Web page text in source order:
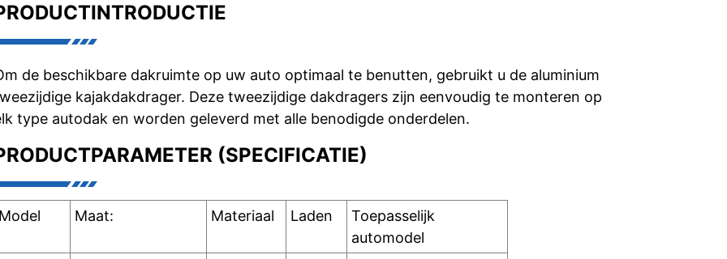
de beschikbare dakruimte op uw auto optimaal te benutten, gebruikt u de aluminium
kajakdakdrager. Deze tweezijdige dakdragers zijn eenvoudig te monteren op
type autodak en worden geleverd met alle benodigde onderdelen.
(SPECIFICATIE)
Model Maat: Materiaal Laden
Toepasselijk
automodel